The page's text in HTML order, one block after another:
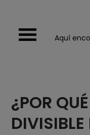
content
Aquí
¿POR
DIVISIBLE